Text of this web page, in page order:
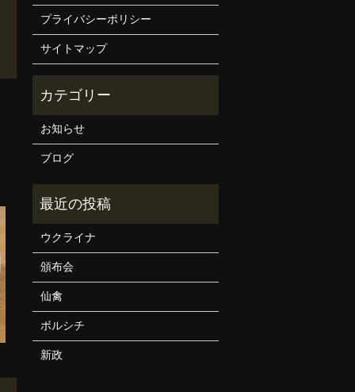
プライバシーポリシー
サイトマップ
お知らせ
ブログ
ウクライナ
頒布会
仙禽
ボルシチ
新政